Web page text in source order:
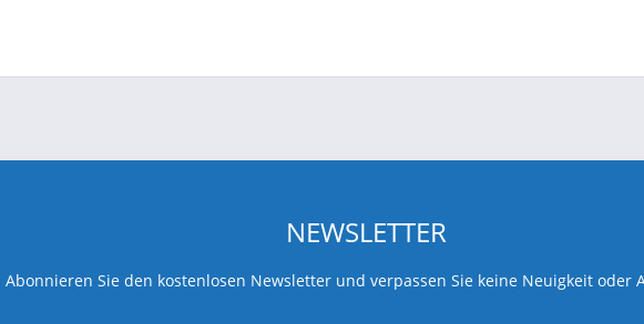
NEWSLETTER
Abonnieren Sie den kostenlosen Newsletter und verpassen Sie keine Neuigkeit oder